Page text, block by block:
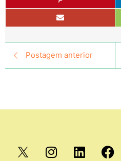
Postagem anterior